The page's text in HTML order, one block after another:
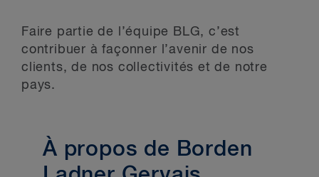
Faire partie de l’équipe BLG, c’est
contribuer à façonner l’avenir de nos
clients, de nos collectivités et de notre
pays.
À propos de Borden